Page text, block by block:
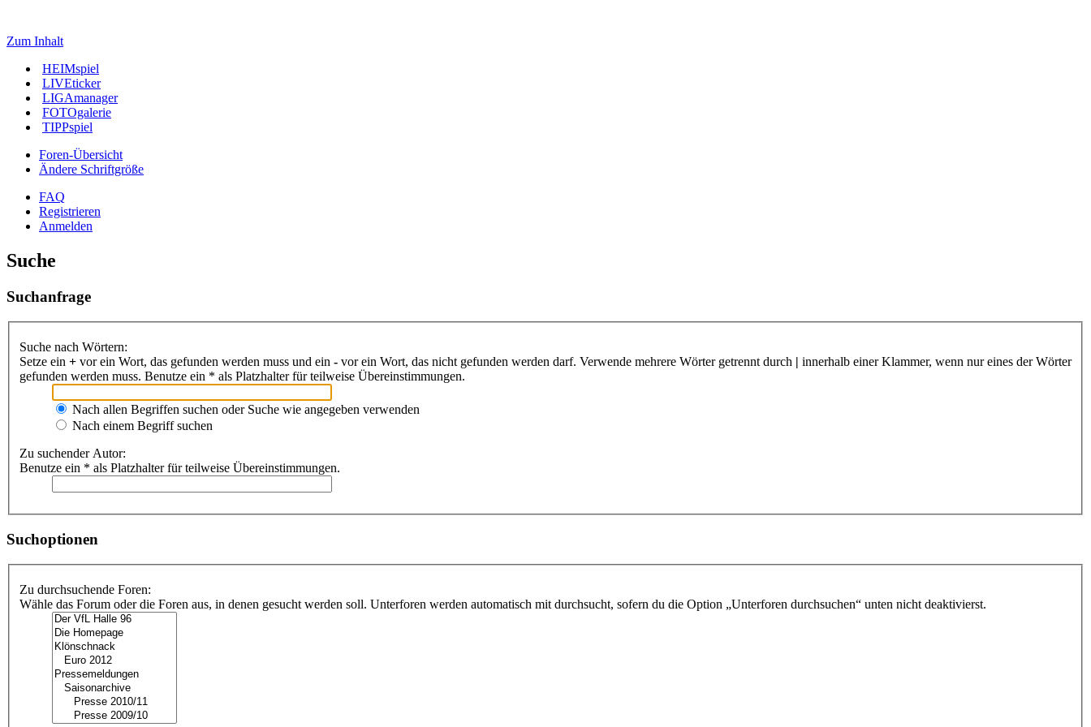
Zum Inhalt
HEIMspiel
LIVEticker
LIGAmanager
FOTOgalerie
TIPPspiel
Foren-Übersicht
Ändere Schriftgröße
FAQ
Registrieren
Anmelden
Suche
Suchanfrage
Suche nach Wörtern:
Setze ein + vor ein Wort, das gefunden werden muss und ein - vor ein Wort, das nicht gefunden werden darf. Verwende mehrere Wörter getrennt durch | innerhalb einer Klammer, wenn nur eines der Wörter
gefunden werden muss. Benutze ein * als Platzhalter für teilweise Übereinstimmungen.
Nach allen Begriffen suchen oder Suche wie angegeben verwenden
Nach einem Begriff suchen
Zu suchender Autor:
Benutze ein * als Platzhalter für teilweise Übereinstimmungen.
Suchoptionen
Zu durchsuchende Foren:
Wähle das Forum oder die Foren aus, in denen gesucht werden soll. Unterforen werden automatisch mit durchsucht, sofern du die Option „Unterforen durchsuchen“ unten nicht deaktivierst.